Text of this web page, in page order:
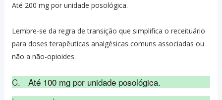
Até 200 mg por unidade posológica.
Lembre-se da regra de transição que simplifica o receituário
para doses terapêuticas analgésicas comuns associadas ou
não a não-opioides.
C. Até 100 mg por unidade posológica.